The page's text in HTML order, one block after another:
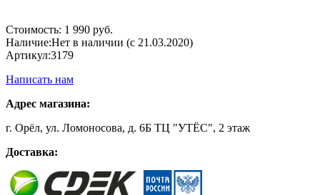
Стоимость: 1 990 руб.
Наличие:Нет в наличии (с 21.03.2020)
Артикул:3179
Написать нам
Адрес магазина:
г. Орёл, ул. Ломоносова, д. 6Б ТЦ "УТЁС", 2 этаж
Доставка: